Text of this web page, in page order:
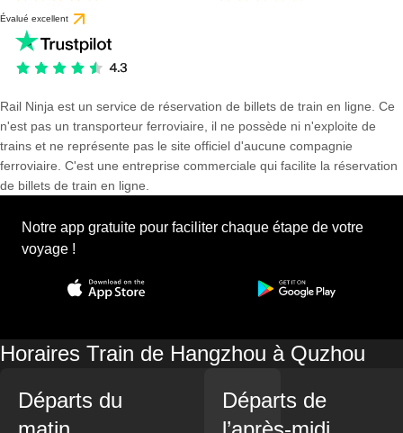
Évalué excellent
Rail Ninja est un service de réservation de billets de train en ligne. Ce
n'est pas un transporteur ferroviaire, il ne possède ni n'exploite de
trains et ne représente pas le site officiel d'aucune compagnie
ferroviaire. C'est une entreprise commerciale qui facilite la réservation
de billets de train en ligne.
Notre app gratuite pour faciliter chaque étape de votre
voyage !
Horaires Train de Hangzhou à Quzhou
Départs du
Départs de